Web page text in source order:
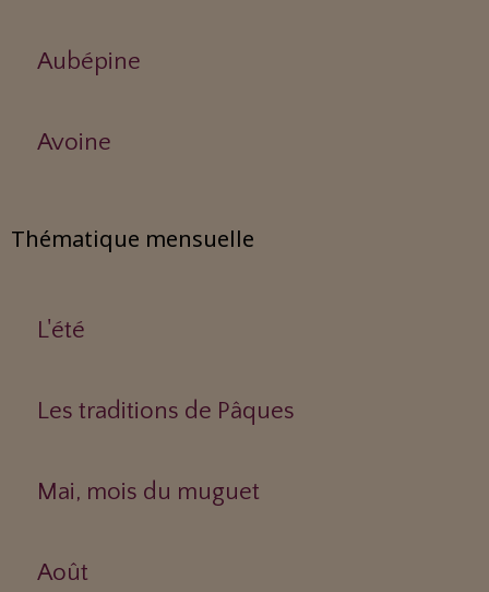
Aubépine
Avoine
Thématique mensuelle
L'été
Les traditions de Pâques
Mai, mois du muguet
Août